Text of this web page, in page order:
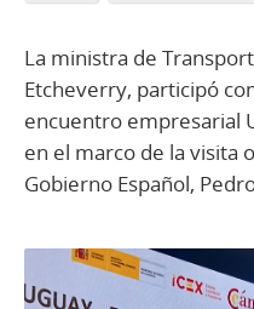
La ministra de
Etcheverry, participó
encuentro empresarial
en el marco de la visita
Gobierno Español,